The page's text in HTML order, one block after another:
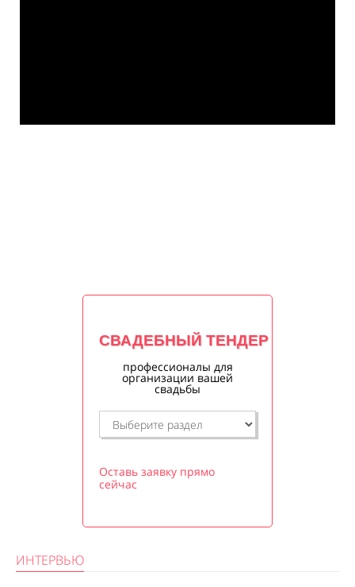
СВАДЕБНЫЙ ТЕНДЕР
профессионалы для
организации вашей
свадьбы
Оставь заявку прямо
сейчас
ИНТЕРВЬЮ